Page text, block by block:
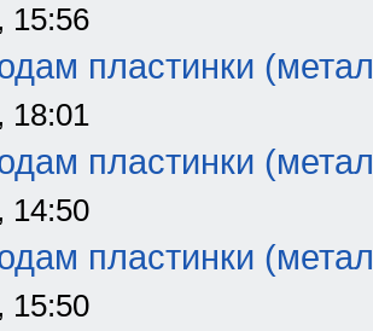
15:56
пластинки
18:01
пластинки
14:50
пластинки
15:50